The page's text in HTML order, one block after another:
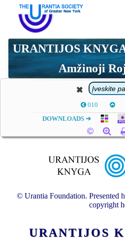
URANTIJOS
Amžinoji
010
DOWNLOADS ➔
© Urantia Foundation. Presented
copyright
URANTIJOS